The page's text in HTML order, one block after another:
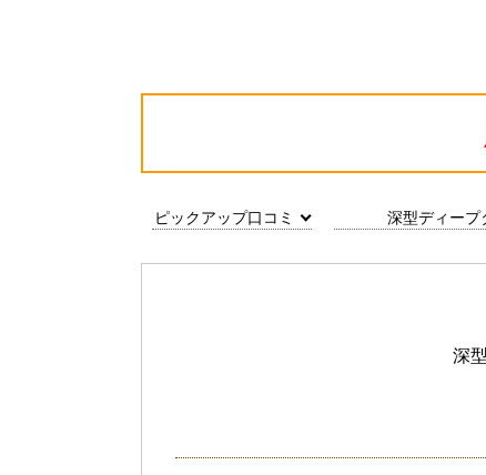
ピックアップ口コミ 深型ディープ
深